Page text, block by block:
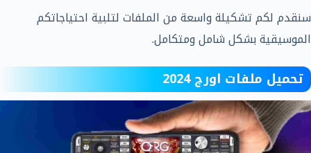
سنقدم لكم تشكيلة واسعة من الملفات لتلبية احتياجاتكم
الموسيقية بشكل شامل ومتكامل.
تحميل ملفات اورج 2024